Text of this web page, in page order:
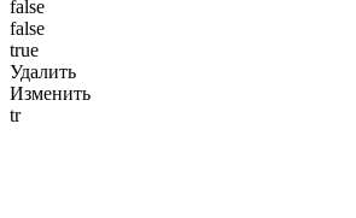
false
false
true
Удалить
Изменить
tr